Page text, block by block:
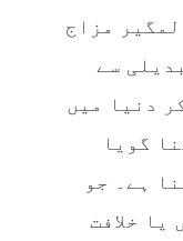
مزاج
سے
دنیا میں
گویا
ہے۔ جو
یا خلافت